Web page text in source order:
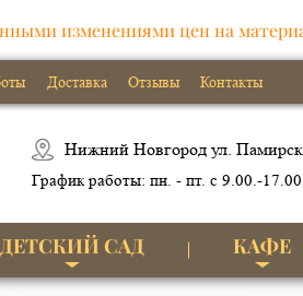
изменениями цен на
Доставка Отзывы Контакты
Нижний Новгород ул.
График работы: пн. - пт. с 9.00.-
ДЕТСКИЙ САД КАФЕ